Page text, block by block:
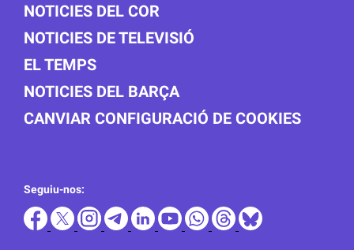
NOTICIES DEL COR
NOTICIES DE TELEVISIÓ
EL TEMPS
NOTICIES DEL BARÇA
CANVIAR CONFIGURACIÓ DE COOKIES
Seguiu-nos: